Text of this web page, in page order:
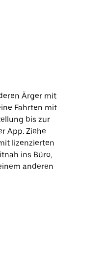
Ärger mit
Fahrten mit
bis zur
App. Ziehe
lizenzierten
ins Büro,
anderen